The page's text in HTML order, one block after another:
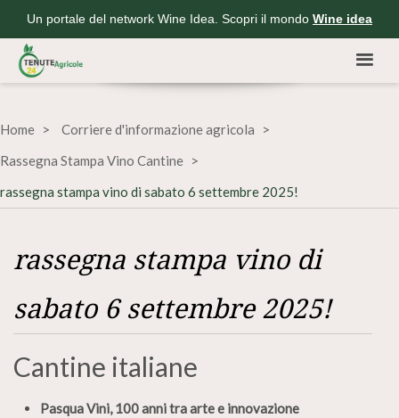
Un portale del network Wine Idea. Scopri il mondo Wine idea
Home
Corriere d'informazione agricola
Rassegna Stampa Vino Cantine
rassegna stampa vino di sabato 6 settembre 2025!
rassegna stampa vino di
sabato 6 settembre 2025!
Cantine italiane
Pasqua Vini, 100 anni tra arte e innovazione